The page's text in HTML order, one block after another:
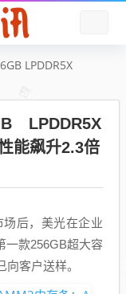
LPDDR5X
能飙升2.3倍
后，美光在企业
一款256GB超大容
客户送样。